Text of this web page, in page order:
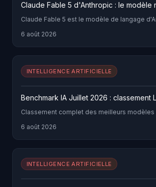
Claude Fable 5 d'Anthropic : le modèle
Claude Fable 5 est le modèle de langage
6 août 2026
INTELLIGENCE ARTIFICIELLE
Benchmark IA Juillet 2026 : classement
Classement complet des meilleurs modèles
6 août 2026
INTELLIGENCE ARTIFICIELLE